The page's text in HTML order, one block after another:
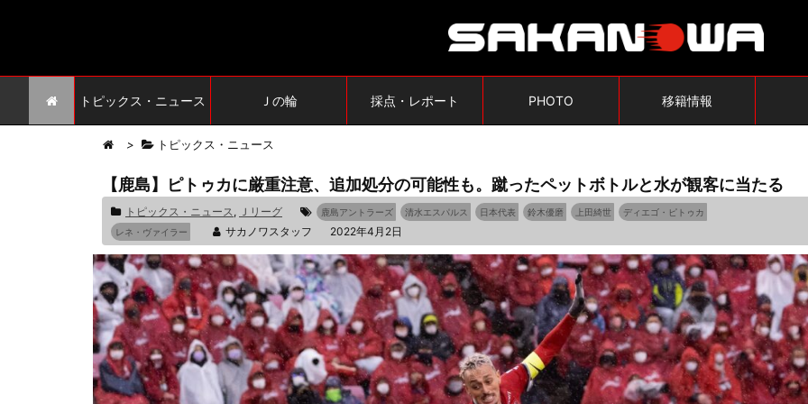
トピックス・ニュース Ｊの輪 採点・レポート PHOTO 移籍情報
> トピックス・ニュース
【鹿島】ピトゥカに厳重注意、追加処分の可能性も。蹴ったペットボトルと水が観客に当たる
トピックス・ニュース, Ｊリーグ 鹿島アントラーズ 清水エスパルス 日本代表 鈴木優磨 上田綺世
ディエゴ・ピトゥカ
レネ・ヴァイラー
サカノワスタッフ 2022年4月2日